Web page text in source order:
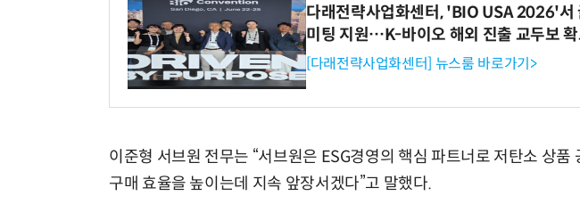
다래전략사업화센터, 'BIO USA 2026'서
미팅 지원…K-바이오 해외 진출 교두보
[다래전략사업화센터] 뉴스룸 바로가기>
이준형 서브원 전무는 “서브원은 ESG경영의 핵심 파트너로 저탄소 상품
구매 효율을 높이는데 지속 앞장서겠다”고 말했다.